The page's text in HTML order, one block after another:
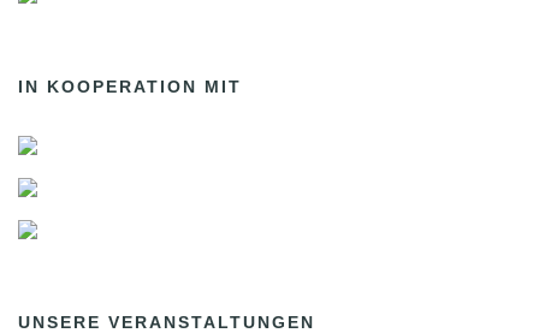
IN KOOPERATION MIT
UNSERE VERANSTALTUNGEN